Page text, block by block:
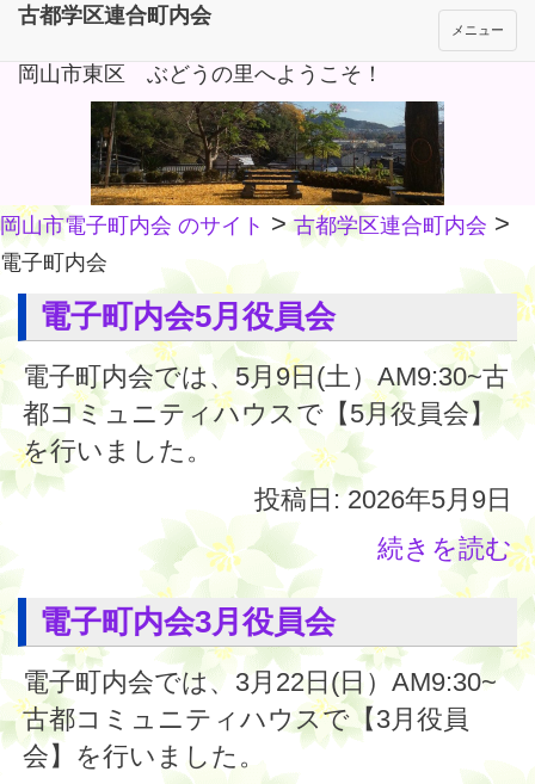
岡山市東区 ぶどうの里へようこそ！
メニュー
古都学区連合町内会
岡山市電子町内会 のサイト >古都学区連合町内会 >
電子町内会
電子町内会5月役員会
電子町内会では、5月9日(土）AM9:30~古
都コミュニティハウスで【5月役員会】
を行いました。
投稿日: 2026年5月9日
続きを読む
電子町内会3月役員会
電子町内会では、3月22日(日）AM9:30~
古都コミュニティハウスで【3月役員
会】を行いました。